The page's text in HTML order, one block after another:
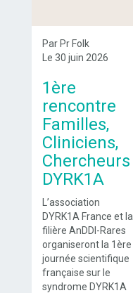
Par Pr Folk
Le 30 juin 2026
1ère
rencontre
Familles,
Cliniciens,
Chercheurs
DYRK1A
L’association
DYRK1A France et la
filière AnDDI-Rares
organiseront la 1ère
journée scientifique
française sur le
syndrome DYRK1A